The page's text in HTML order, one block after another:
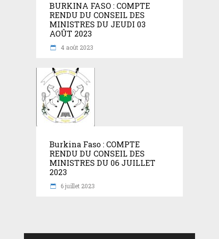
BURKINA FASO : COMPTE
RENDU DU CONSEIL DES
MINISTRES DU JEUDI 03
AOÛT 2023
4 août 2023
Burkina Faso : COMPTE
RENDU DU CONSEIL DES
MINISTRES DU 06 JUILLET
2023
6 juillet 2023